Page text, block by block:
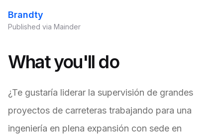
Brandty
Published via Mainder
What you'll do
¿Te gustaría liderar la supervisión de grandes
proyectos de carreteras trabajando para una
ingeniería en plena expansión con sede en